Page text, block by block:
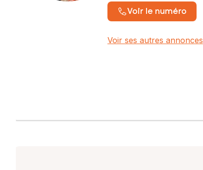
Voir le numéro
Voir ses autres annonces